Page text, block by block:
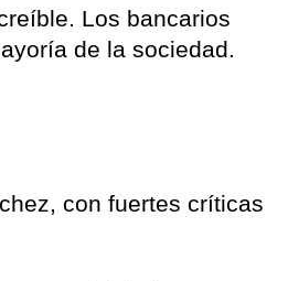
Los bancarios
de la sociedad.
con fuertes críticas